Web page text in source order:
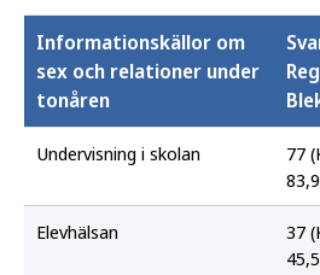
Informationskällor om
sex och relationer under
tonåren
Undervisning i skolan
77
Elevhälsan
37